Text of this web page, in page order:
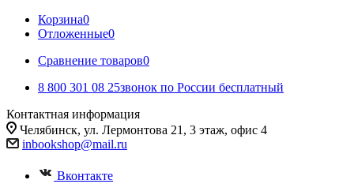
Корзина0
Отложенные0
Сравнение товаров0
8 800 301 08 25звонок по России бесплатный
Контактная информация
Челябинск, ул. Лермонтова 21, 3 этаж, офис 4
inbookshop@mail.ru
Вконтакте